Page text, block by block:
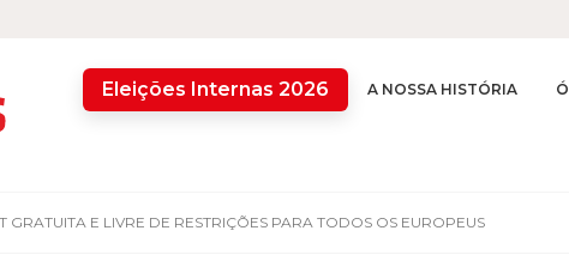
Eleições Internas 2026 A NOSSA HISTÓRIA
GRATUITA E LIVRE DE RESTRIÇÕES PARA TODOS OS EUROPEUS